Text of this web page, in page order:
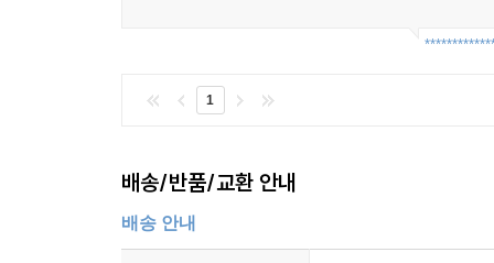
1
배송/반품/교환 안내
배송 안내